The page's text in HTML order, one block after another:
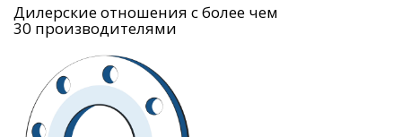
Дилерские отношения с более чем
30 производителями